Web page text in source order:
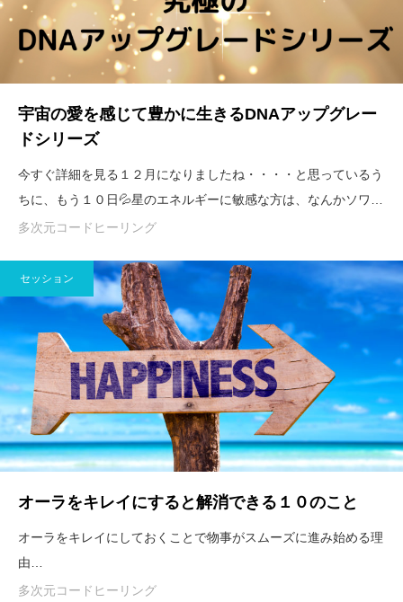
宇宙の愛を感じて豊かに生きるDNAアップグレー
ドシリーズ
今すぐ詳細を見る１２月になりましたね・・・・と思っているう
ちに、もう１０日💦星のエネルギーに敏感な方は、なんかソワ…
多次元コードヒーリング
セッション
オーラをキレイにすると解消できる１０のこと
オーラをキレイにしておくことで物事がスムーズに進み始める理
由…
多次元コードヒーリング